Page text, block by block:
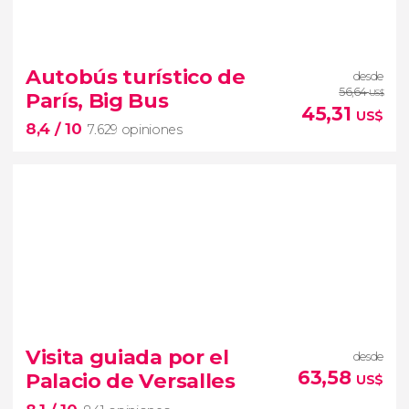
53.042 opiniones
free tour por París
Sainte-Chapelle
Pont Neuf
Louvre
Notre-Dame
Autobús turístico de
París, Big Bus
8,4 / 10 7.629 opiniones
desde
56,64US$
45,31 US$
7.629 opiniones
autobús turístico de París
Visita guiada por el
Palacio de Versalles
desde
63,58 US$